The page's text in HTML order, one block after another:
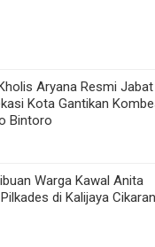
Aryana Resmi Jabat
Kota Gantikan
Bintoro
Warga Kawal Anita
di Kalijaya